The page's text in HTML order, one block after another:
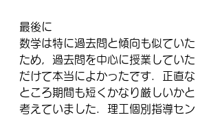
最後に
数学は特に過去問と傾向も似ていた
ため，過去問を中心に授業していた
だけて本当によかったです．正直な
ところ期間も短くかなり厳しいかと
考えていました．理工個別指導セン